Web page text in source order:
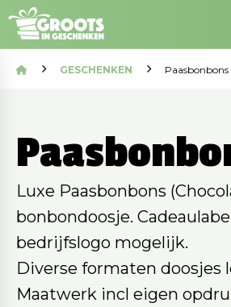
GESCHENKEN Paasbonbons
Luxe Paasbonbons
bonbondoosje.
bedrijfslogo mogelijk.
Diverse formaten doosjes
Maatwerk incl eigen